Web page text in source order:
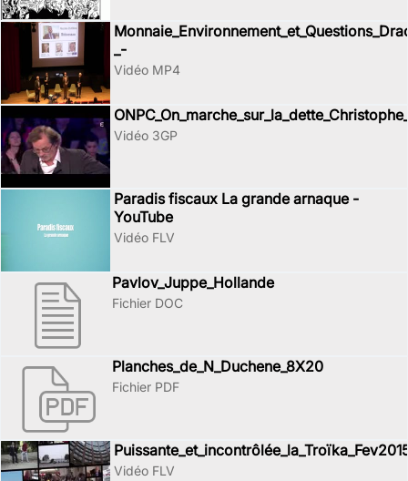
_-
Vidéo MP4
Vidéo 3GP
Paradis fiscaux La grande arnaque -
YouTube
Vidéo FLV
Pavlov_Juppe_Hollande
Fichier DOC
Planches_de_N_Duchene_8X20
Fichier PDF
Vidéo FLV